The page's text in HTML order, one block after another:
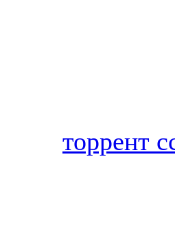
торрент